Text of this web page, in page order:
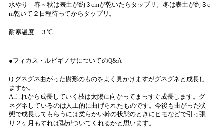
水やり 春～秋は表土が約３cmが乾いたらタップリ。冬は表土が約３c
m乾いて２日程待ってからタップリ。
耐寒温度 ３℃
●フィカス・ルビギノサについてのQ&A
Q.グネグネ曲がった樹形のものをよく見かけますがグネグネと成長し
ますか。
A.これから成長していく枝は太陽に向かってまっすぐ成長します。グ
ネグネしているのは人工的に曲げられたものです。今後も曲がった状
態で成長してもらうには柔らかい幹の状態のときにヒモなどで引っ張
り２ヶ月もすれば型がついてくれるかと思います。